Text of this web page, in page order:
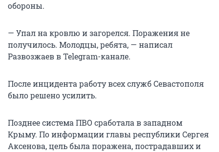
обороны.
— Упал на кровлю и загорелся. Поражения не
получилось. Молодцы, ребята, — написал
Развозжаев в Telegram-канале.
После инцидента работу всех служб Севастополя
было решено усилить.
Позднее система ПВО сработала в западном
Крыму. По информации главы республики Сергея
Аксенова, цель была поражена, пострадавших и